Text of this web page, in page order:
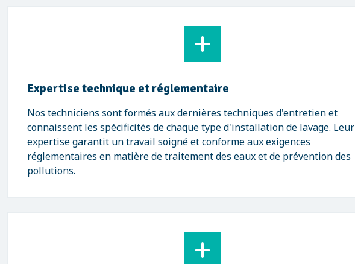
Expertise technique et réglementaire
Nos techniciens sont formés aux dernières techniques d'entretien et
connaissent les spécificités de chaque type d'installation de lavage. Leur
expertise garantit un travail soigné et conforme aux exigences
réglementaires en matière de traitement des eaux et de prévention des
pollutions.